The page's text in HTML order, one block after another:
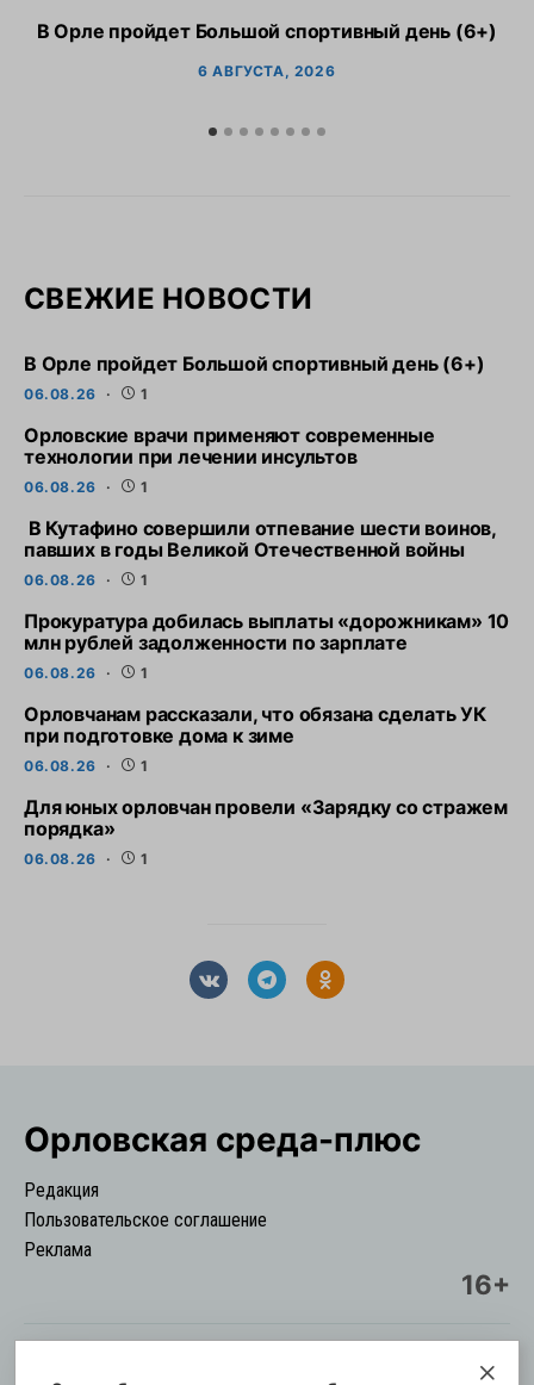
В Орле пройдет Большой спортивный день (6+)
6 АВГУСТА, 2026
СВЕЖИЕ НОВОСТИ
В Орле пройдет Большой спортивный день (6+)
06.08.26 1
Орловские врачи применяют современные
технологии при лечении инсультов
06.08.26 1
В Кутафино совершили отпевание шести воинов,
павших в годы Великой Отечественной войны
06.08.26 1
Прокуратура добилась выплаты «дорожникам» 10
млн рублей задолженности по зарплате
06.08.26 1
Орловчанам рассказали, что обязана сделать УК
при подготовке дома к зиме
06.08.26 1
Для юных орловчан провели «Зарядку со стражем
порядка»
06.08.26 1
Орловская cреда-плюс
Редакция
Пользовательское соглашение
Реклама
16+